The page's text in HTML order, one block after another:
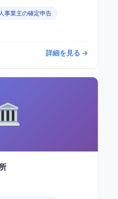
事業主の確定申告
詳細を見る →